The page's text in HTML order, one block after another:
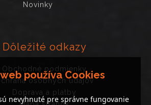
Novinky
Dôležité odkazy
Obchodné podmienky
osobných údajov
Doprava a platby
používa Cookies
nevyhnuté pre správne fungovanie